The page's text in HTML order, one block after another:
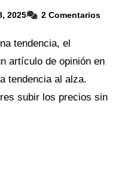
2025 2 Comentarios
tendencia, el
artículo de opinión en
tendencia al alza.
subir los precios sin